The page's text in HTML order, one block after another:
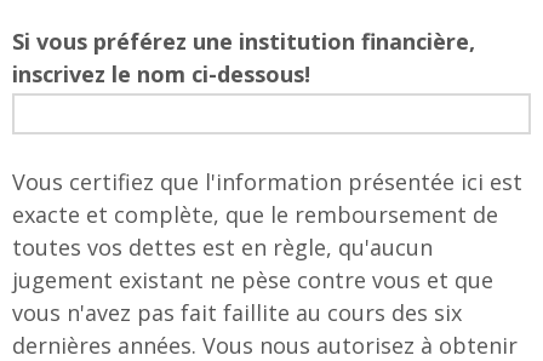
Si vous préférez une institution financière,
inscrivez le nom ci-dessous!
Vous certifiez que l'information présentée ici est
exacte et complète, que le remboursement de
toutes vos dettes est en règle, qu'aucun
jugement existant ne pèse contre vous et que
vous n'avez pas fait faillite au cours des six
dernières années. Vous nous autorisez à obtenir